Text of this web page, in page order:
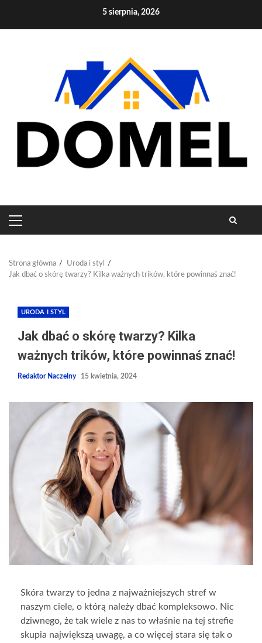
5 sierpnia, 2026
PRIMARY
MENU
Strona główna
Uroda i styl
Jak dbać o skórę twarzy? Kilka ważnych trików, które powinnaś znać!
URODA I STYL
Jak dbać o skórę twarzy? Kilka
ważnych trików, które powinnaś znać!
Redaktor Naczelny 15 kwietnia, 2024
Skóra twarzy to jedna z najważniejszych stref w
naszym ciele, o którą należy dbać kompleksowo. Nic
dziwnego, że tak wiele z nas to właśnie na tej strefie
skupia największą uwagę, a co więcej stara się tak o